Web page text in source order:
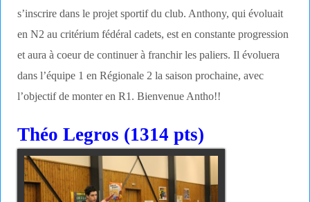
s’inscrire dans le projet sportif du club. Anthony, qui évoluait
en N2 au critérium fédéral cadets, est en constante progression
et aura à coeur de continuer à franchir les paliers. Il évoluera
dans l’équipe 1 en Régionale 2 la saison prochaine, avec
l’objectif de monter en R1. Bienvenue Antho!!
Théo Legros (1314 pts)